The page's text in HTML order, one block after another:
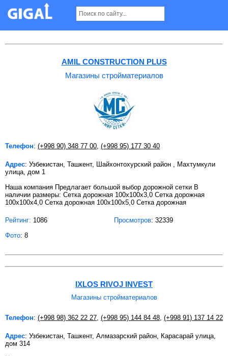
Магазины стройматериалов в Ташкенте
AMIL CONSTRUCTION PLUS
Магазины стройматериалов
Телефон: (+998 90) 348 77 00 (+998 95) 177 30 40
Адрес: Узбекистан, Ташкент, Шайхонтохурский район , Махтумкули
улица, дом 1
Наша компания Предлагает большой выбор дорожной сетки В
наличии размеры: Сетка дорожная 100х100х3,0 Сетка дорожная
100х100х4,0 Сетка дорожная 100х100х5,0 Сетка дорожная
Рейтинг: 1086 Просмотров: 32339
Фото: 8
IXLOS RIVOJ INVEST
Магазины стройматериалов
Телефон: (+998 98) 362 22 27, (+998 95) 144 84 48, (+998 91) 137 14 22
Адрес: Узбекистан, Ташкент, Алмазарский район, Карасарай улица,
дом 314